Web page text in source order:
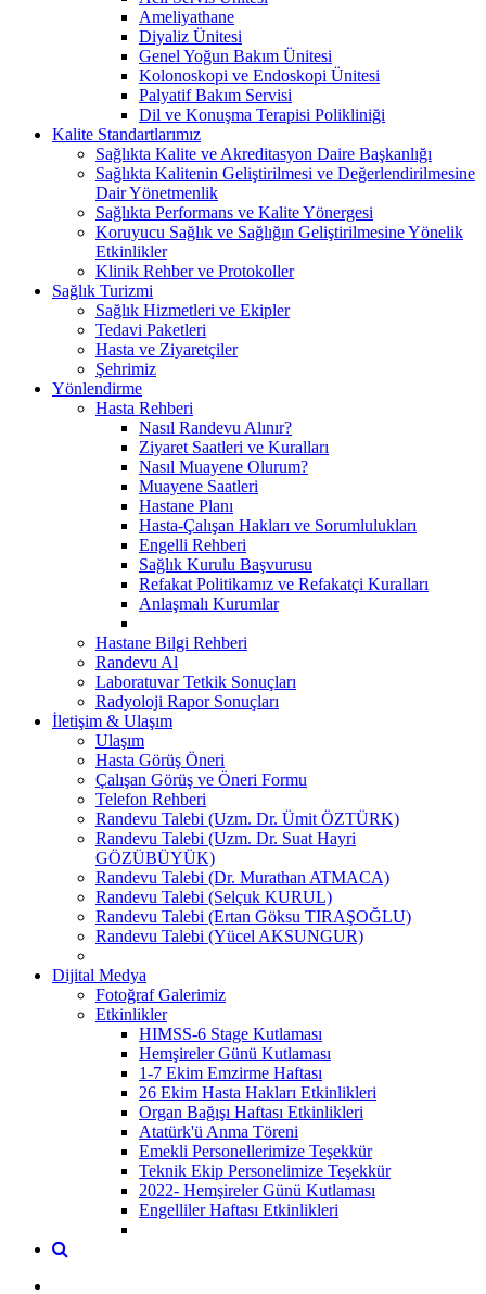
Ameliyathane
Diyaliz Ünitesi
Genel Yoğun Bakım Ünitesi
Kolonoskopi ve Endoskopi Ünitesi
Palyatif Bakım Servisi
Dil ve Konuşma Terapisi Polikliniği
Kalite Standartlarımız
Sağlıkta Kalite ve Akreditasyon Daire Başkanlığı
Sağlıkta Kalitenin Geliştirilmesi ve Değerlendirilmesine
Dair Yönetmenlik
Sağlıkta Performans ve Kalite Yönergesi
Koruyucu Sağlık ve Sağlığın Geliştirilmesine Yönelik
Etkinlikler
Klinik Rehber ve Protokoller
Sağlık Turizmi
Sağlık Hizmetleri ve Ekipler
Tedavi Paketleri
Hasta ve Ziyaretçiler
Şehrimiz
Yönlendirme
Hasta Rehberi
Nasıl Randevu Alınır?
Ziyaret Saatleri ve Kuralları
Nasıl Muayene Olurum?
Muayene Saatleri
Hastane Planı
Hasta-Çalışan Hakları ve Sorumlulukları
Engelli Rehberi
Sağlık Kurulu Başvurusu
Refakat Politikamız ve Refakatçi Kuralları
Anlaşmalı Kurumlar
Hastane Bilgi Rehberi
Randevu Al
Laboratuvar Tetkik Sonuçları
Radyoloji Rapor Sonuçları
İletişim & Ulaşım
Ulaşım
Hasta Görüş Öneri
Çalışan Görüş ve Öneri Formu
Telefon Rehberi
Randevu Talebi (Uzm. Dr. Ümit ÖZTÜRK)
Randevu Talebi (Uzm. Dr. Suat Hayri
GÖZÜBÜYÜK)
Randevu Talebi (Dr. Murathan ATMACA)
Randevu Talebi (Selçuk KURUL)
Randevu Talebi (Ertan Göksu TIRAŞOĞLU)
Randevu Talebi (Yücel AKSUNGUR)
Dijital Medya
Fotoğraf Galerimiz
Etkinlikler
HIMSS-6 Stage Kutlaması
Hemşireler Günü Kutlaması
1-7 Ekim Emzirme Haftası
26 Ekim Hasta Hakları Etkinlikleri
Organ Bağışı Haftası Etkinlikleri
Atatürk'ü Anma Töreni
Emekli Personellerimize Teşekkür
Teknik Ekip Personelimize Teşekkür
2022- Hemşireler Günü Kutlaması
Engelliler Haftası Etkinlikleri